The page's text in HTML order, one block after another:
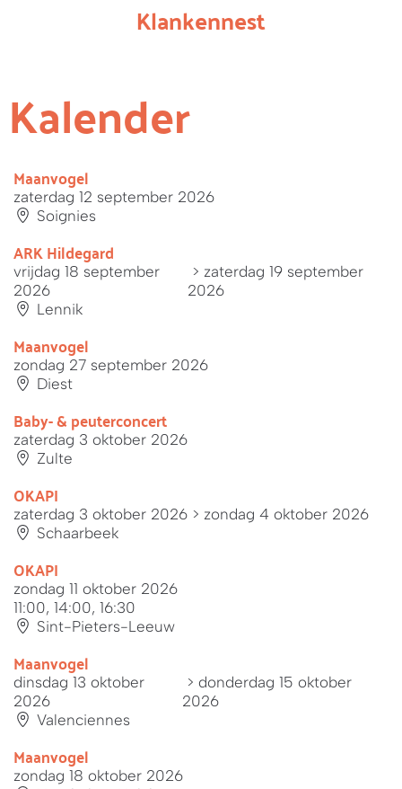
Klankennest
Kalender
Maanvogel
zaterdag 12 september 2026
Soignies
ARK Hildegard
vrijdag 18 september
2026
> zaterdag 19 september
2026
Lennik
Maanvogel
zondag 27 september 2026
Diest
Baby- & peuterconcert
zaterdag 3 oktober 2026
Zulte
OKAPI
zaterdag 3 oktober 2026 > zondag 4 oktober 2026
Schaarbeek
OKAPI
zondag 11 oktober 2026
11:00, 14:00, 16:30
Sint-Pieters-Leeuw
Maanvogel
dinsdag 13 oktober
2026
> donderdag 15 oktober
2026
Valenciennes
Maanvogel
zondag 18 oktober 2026